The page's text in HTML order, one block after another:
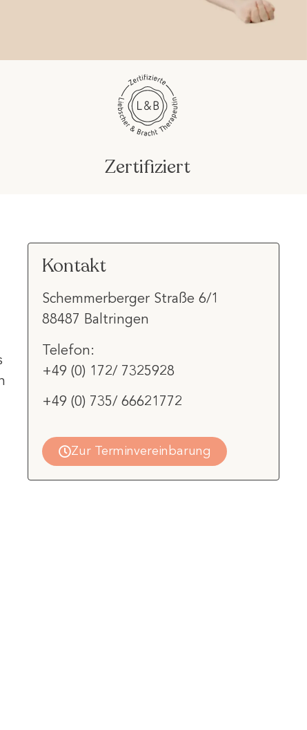
Zertifiziert
Kontakt
Schemmerberger Straße 6/1
88487 Baltringen
Telefon:
+49 (0) 172/ 7325928
+49 (0) 735/ 66621772
Zur Terminvereinbarung